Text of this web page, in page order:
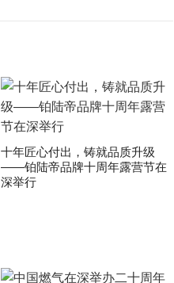
十年匠心付出，铸就品质升级
——铂陆帝品牌十周年露营节在
深举行